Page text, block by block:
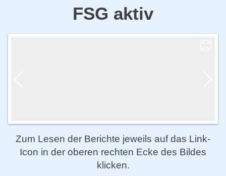
FSG aktiv
Zum Lesen der Berichte jeweils auf das Link-
Icon in der oberen rechten Ecke des Bildes
klicken.